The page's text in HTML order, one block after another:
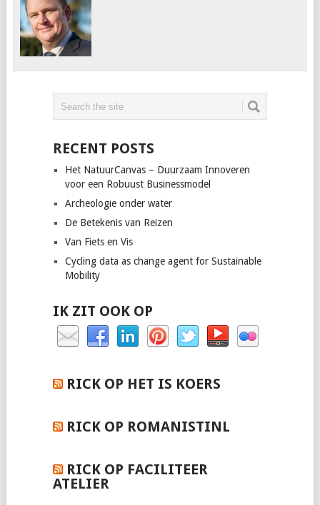
RECENT POSTS
Het NatuurCanvas – Duurzaam Innoveren
voor een Robuust Businessmodel
Archeologie onder water
De Betekenis van Reizen
Van Fiets en Vis
Cycling data as change agent for Sustainable
Mobility
IK ZIT OOK OP
RICK OP HET IS KOERS
RICK OP ROMANISTINL
RICK OP FACILITEER
ATELIER